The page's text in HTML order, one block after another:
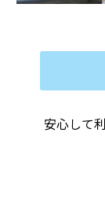
安心して